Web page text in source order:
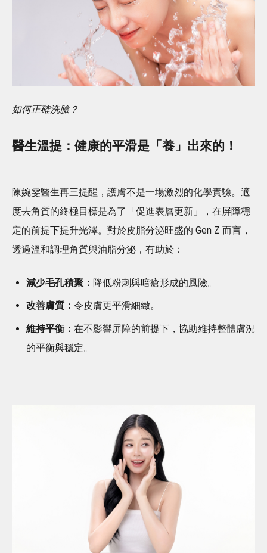
如何正確洗臉？
醫生溫提：健康的平滑是「養」出來的！
陳婉雯醫生再三提醒，護膚不是一場激烈的化學實驗。適
度去角質的終極目標是為了「促進表層更新」，在屏障穩
定的前提下提升光澤。對於皮脂分泌旺盛的 Gen Z 而言，
透過溫和調理角質與油脂分泌，有助於：
減少毛孔積聚： 降低粉刺與暗瘡形成的風險。
改善膚質： 令皮膚更平滑細緻。
維持平衡： 在不影響屏障的前提下，協助維持整體膚況
的平衡與穩定。